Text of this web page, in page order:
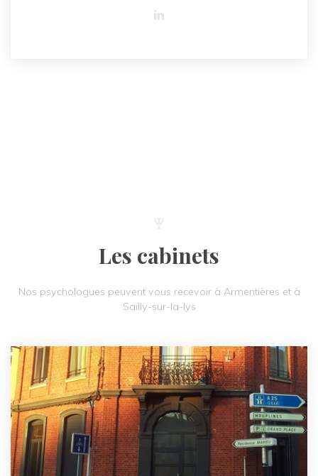
Les cabinets
Nos psychologues peuvent vous recevoir à Armentières et à
Sailly-sur-la-lys